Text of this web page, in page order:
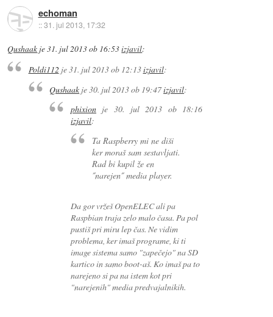
echoman
::31. jul 2013, 17:32
Qushaak je31. jul 2013 ob 16:53izjavil:
Poldi112je31. jul 2013 ob 12:13izjavil:
Qushaak je30. jul 2013 ob 19:47izjavil:
phixionje 30. jul 2013 ob 18:16
izjavil:
Ta Raspberry mi ne diši
ker moraš sam sestavljati.
Rad bi kupil že en
˝narejen˝ media player.
Da gor vržeš OpenELEC ali pa
Raspbian traja zelo malo časa. Pa pol
pustiš pri miru lep čas. Ne vidim
problema, ker imaš programe, ki ti
image sistema samo "zapečejo" na SD
kartico in samo boot-aš. Ko imaš pa to
narejeno si pa na istem kot pri
"narejenih" media predvajalnikih.